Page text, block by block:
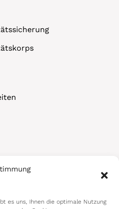
es uns, Ihnen die optimale Nutzung